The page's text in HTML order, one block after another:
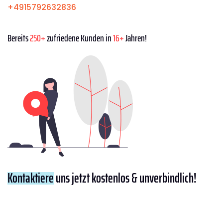
+4915792632836
Bereits250+zufriedene Kunden in16+Jahren!
Kontaktiereuns jetzt kostenlos & unverbindlich!